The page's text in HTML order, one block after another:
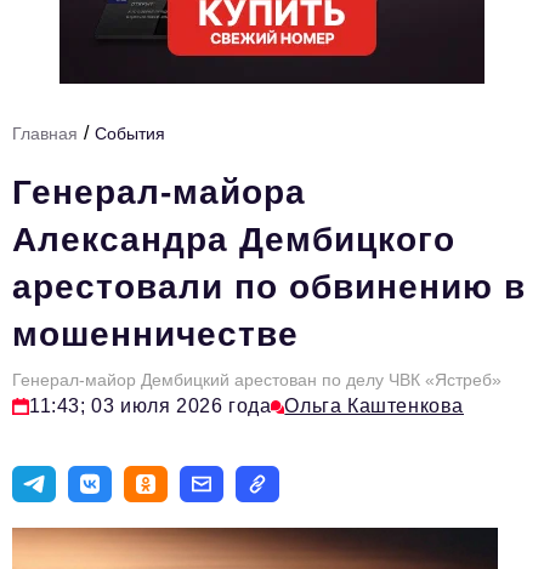
Ниши и рынки
Технологии и тренды
HR
Персона номера
Юридический практикум
Стиль жизни
Туризм
ОПК
Главная / События
Генерал-майора
Александра Дембицкого
арестовали по обвинению в
мошенничестве
Генерал-майор Дембицкий арестован по делу ЧВК «Ястреб»
11:43; 03 июля 2026 года Ольга Каштенкова